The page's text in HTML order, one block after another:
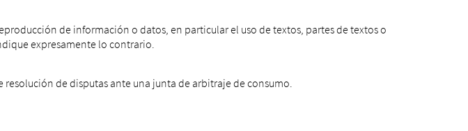
de información o datos, en particular el uso de textos, partes de textos o
expresamente lo contrario.
de disputas ante una junta de arbitraje de consumo.